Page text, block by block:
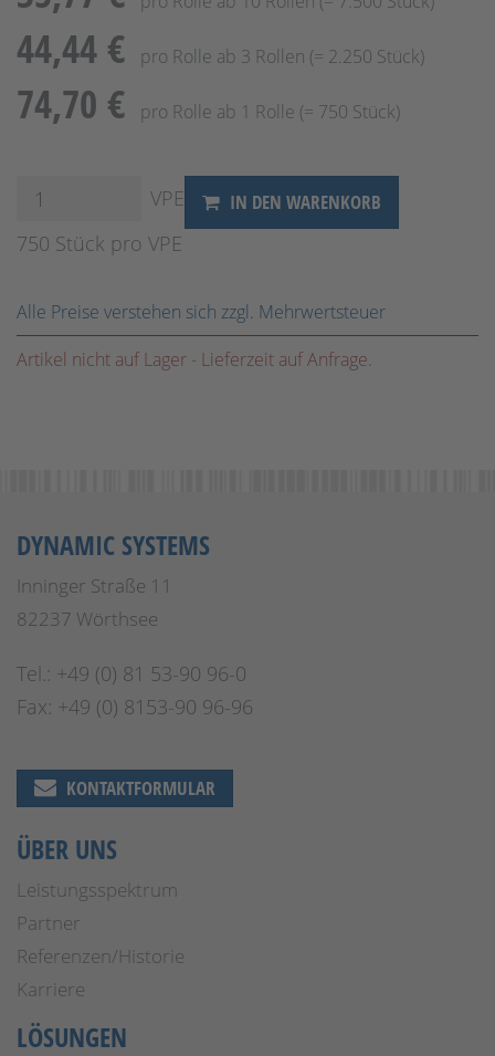
44,44 € pro Rolle ab 3 Rollen (= 2.250 Stück)
74,70 € pro Rolle ab 1 Rolle (= 750 Stück)
VPE IN DEN WARENKORB
750 Stück pro VPE
Alle Preise verstehen sich zzgl. Mehrwertsteuer
Artikel nicht auf Lager - Lieferzeit auf Anfrage.
DYNAMIC SYSTEMS
Inninger Straße 11
82237 Wörthsee
Tel.: +49 (0) 81 53-90 96-0
Fax: +49 (0) 8153-90 96-96
KONTAKTFORMULAR
ÜBER UNS
Leistungsspektrum
Partner
Referenzen/Historie
Karriere
LÖSUNGEN